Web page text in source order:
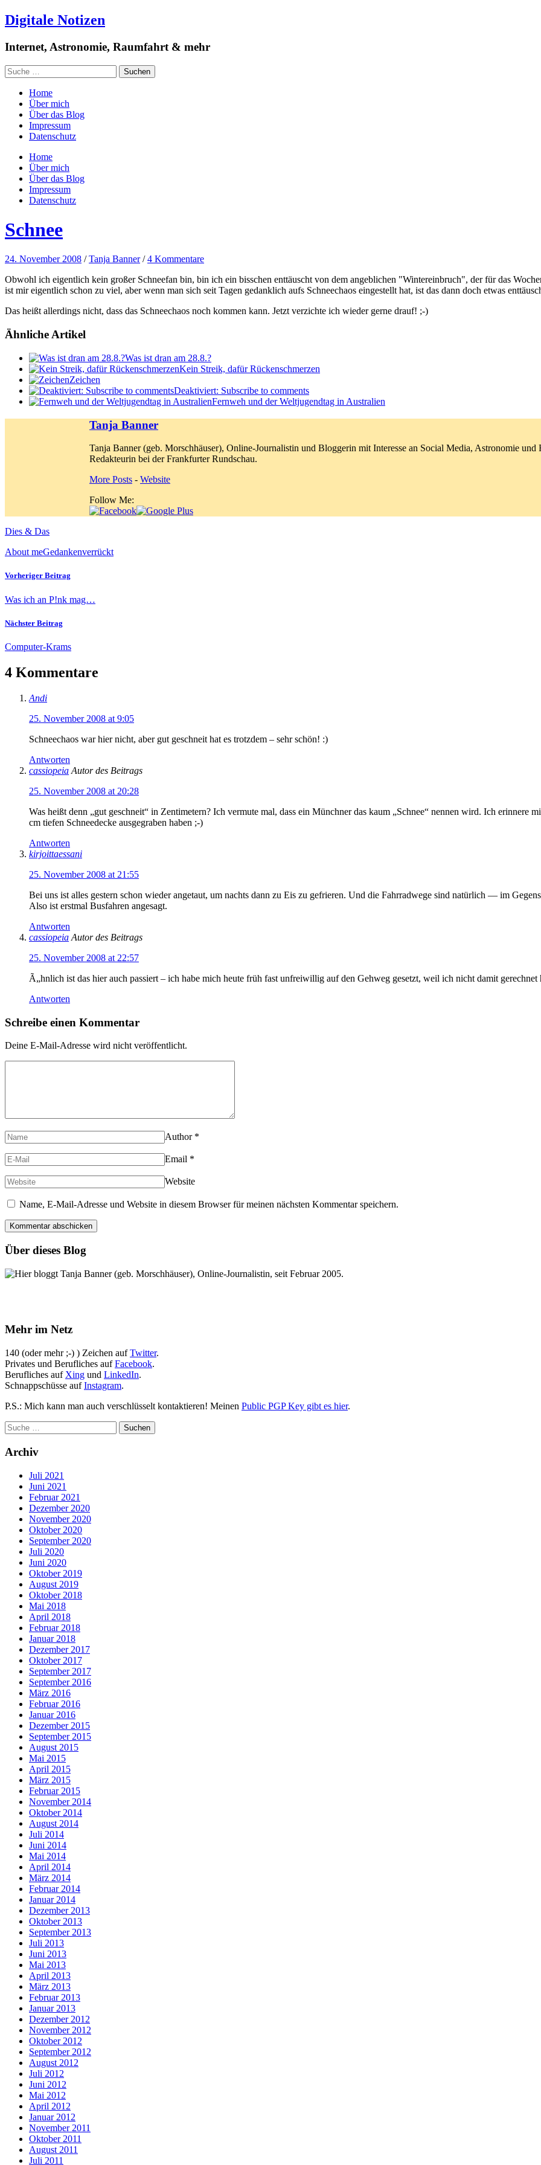
Digitale Notizen
Internet, Astronomie, Raumfahrt & mehr
Home
Über mich
Über das Blog
Impressum
Datenschutz
Home
Über mich
Über das Blog
Impressum
Datenschutz
Schnee
24. November 2008 /Tanja Banner /4 Kommentare
Obwohl ich eigentlich kein großer Schneefan bin, bin ich ein bisschen enttäuscht von dem angeblichen "Wintereinbruch", der für das
ist mir eigentlich schon zu viel, aber wenn man sich seit Tagen gedanklich aufs Schneechaos eingestellt hat, ist das dann doch etwas
Das heißt allerdings nicht, dass das Schneechaos noch kommen kann. Jetzt verzichte ich wieder gerne drauf! ;-)
Ähnliche Artikel
Was ist dran am 28.8.?
Kein Streik, dafür Rückenschmerzen
Zeichen
Deaktiviert: Subscribe to comments
Fernweh und der Weltjugendtag in Australien
Tanja Banner
Tanja Banner (geb. Morschhäuser), Online-Journalistin und Bloggerin mit Interesse an Social Media, Astronomie
Redakteurin bei der Frankfurter Rundschau.
More Posts - Website
Follow Me:
Dies & Das
About meGedankenverrückt
Vorheriger Beitrag
Was ich an P!nk mag…
Nächster Beitrag
Computer-Krams
4 Kommentare
Andi
25. November 2008 at 9:05
Schneechaos war hier nicht, aber gut geschneit hat es trotzdem – sehr schön! :)
Antworten
cassiopeia Autor des Beitrags
25. November 2008 at 20:28
Was heißt denn „gut geschneit“ in Zentimetern? Ich vermute mal, dass ein Münchner das kaum „Schnee“ nennen wird. Ich erinnere
cm tiefen Schneedecke ausgegraben haben ;-)
Antworten
kirjoittaessani
25. November 2008 at 21:55
Bei uns ist alles gestern schon wieder angetaut, um nachts dann zu Eis zu gefrieren. Und die Fahrradwege sind natürlich — im
Also ist erstmal Busfahren angesagt.
Antworten
cassiopeia Autor des Beitrags
25. November 2008 at 22:57
Ã„hnlich ist das hier auch passiert – ich habe mich heute früh fast unfreiwillig auf den Gehweg gesetzt, weil ich nicht damit gerechnet
Antworten
Schreibe einen Kommentar
Deine E-Mail-Adresse wird nicht veröffentlicht.
Author *
Email *
Website
Name, E-Mail-Adresse und Website in diesem Browser für meinen nächsten Kommentar speichern.
Über dieses Blog
Hier bloggt Tanja Banner (geb. Morschhäuser), Online-Journalistin, seit Februar 2005.
Mehr im Netz
140 (oder mehr ;-) ) Zeichen aufTwitter.
Privates und Berufliches aufFacebook.
Berufliches auf Xing und LinkedIn.
Schnappschüsse aufInstagram.
P.S.: Mich kann man auch verschlüsselt kontaktieren! Meinen Public PGP Key gibt es hier.
Archiv
Juli 2021
Juni 2021
Februar 2021
Dezember 2020
November 2020
Oktober 2020
September 2020
Juli 2020
Juni 2020
Oktober 2019
August 2019
Oktober 2018
Mai 2018
April 2018
Februar 2018
Januar 2018
Dezember 2017
Oktober 2017
September 2017
September 2016
März 2016
Februar 2016
Januar 2016
Dezember 2015
September 2015
August 2015
Mai 2015
April 2015
März 2015
Februar 2015
November 2014
Oktober 2014
August 2014
Juli 2014
Juni 2014
Mai 2014
April 2014
März 2014
Februar 2014
Januar 2014
Dezember 2013
Oktober 2013
September 2013
Juli 2013
Juni 2013
Mai 2013
April 2013
März 2013
Februar 2013
Januar 2013
Dezember 2012
November 2012
Oktober 2012
September 2012
August 2012
Juli 2012
Juni 2012
Mai 2012
April 2012
Januar 2012
November 2011
Oktober 2011
August 2011
Juli 2011